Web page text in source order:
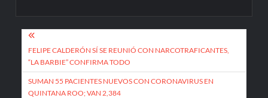
Navegación
de
entradas
FELIPE CALDERÓN SÍ SE REUNIÓ CON NARCOTRAFICANTES,
“LA BARBIE” CONFIRMA TODO
SUMAN 55 PACIENTES NUEVOS CON CORONAVIRUS EN
QUINTANA ROO; VAN 2,384